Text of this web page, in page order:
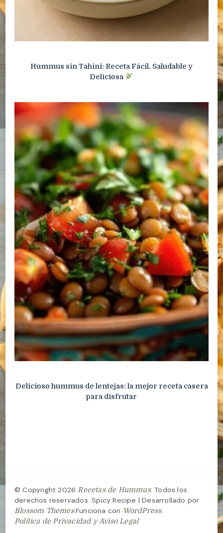
Hummus sin Tahini: Receta Fácil, Saludable y
Deliciosa
Delicioso hummus de lentejas: la mejor receta casera
para disfrutar
© Copyright 2026Recetas de Hummus. Todos los
derechos reservados. Spicy Recipe | Desarrollado por
Blossom Themes.Funciona con WordPress.
Política de Privacidad y Aviso Legal